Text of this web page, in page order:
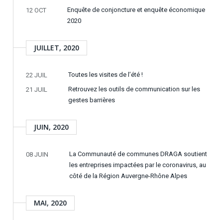
12 OCT
Enquête de conjoncture et enquête économique
2020
JUILLET, 2020
22 JUIL
Toutes les visites de l’été !
21 JUIL
Retrouvez les outils de communication sur les
gestes barrières
JUIN, 2020
08 JUIN
La Communauté de communes DRAGA soutient
les entreprises impactées par le coronavirus, au
côté de la Région Auvergne-Rhône Alpes
MAI, 2020